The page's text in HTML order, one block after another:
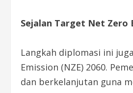
Sejalan Target Net Zero
Langkah diplomasi ini
Emission (NZE) 2060.
dan berkelanjutan guna